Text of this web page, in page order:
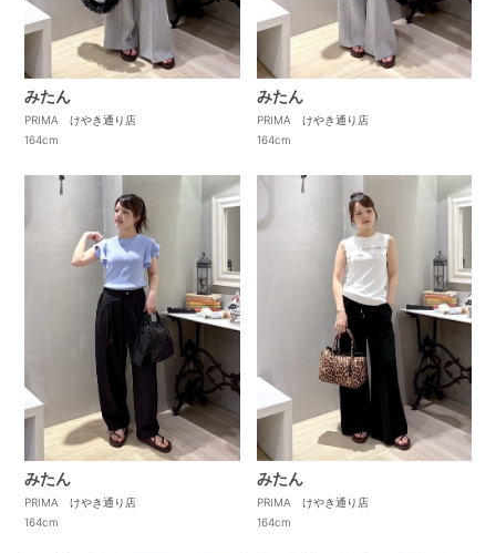
みたん
PRIMA けやき通り店
164cm
みたん
PRIMA けやき通り店
164cm
みたん
PRIMA けやき通り店
164cm
みたん
PRIMA けやき通り店
164cm